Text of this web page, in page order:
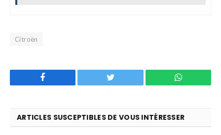
Citroën
Twitter WhatsApp
ARTICLES SUSCEPTIBLES DE VOUS INTÉRESSER